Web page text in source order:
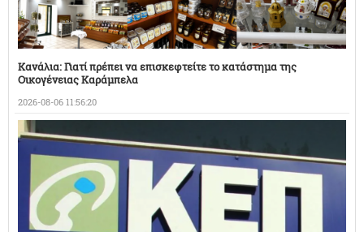
Κανάλια: Γιατί πρέπει να επισκεφτείτε το κατάστημα της
Οικογένειας Καράμπελα
2026-08-06 11:56:20